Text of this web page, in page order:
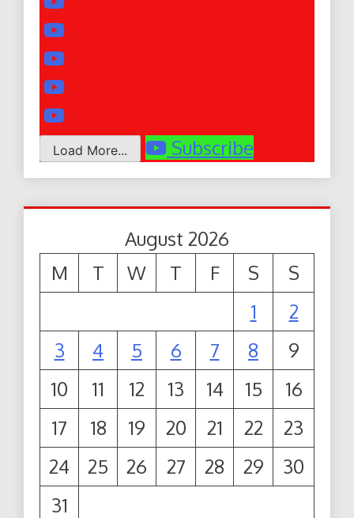
Load More... Subscribe
August 2026
M
T W T F S
S
1
2
3
4 5 6 7 8
9
10
11 12 13 14 15
16
17
18 19 20 21 22
23
24
25 26 27 28 29
30
31